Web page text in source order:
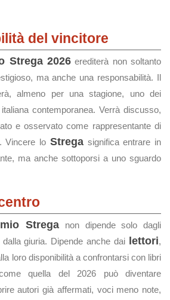
del vincitore
Strega 2026erediterà non soltanto
ma anche una responsabilità. Il
almeno per una stagione, uno dei
contemporanea. Verrà discusso,
e osservato come rappresentante di
Vincere lo Stregasignifica entrare in
ma anche sottoporsi a uno sguardo
Strega non dipende solo dagli
giuria. Dipende anche dai
lettori,
loro disponibilità a confrontarsi con libri
quella del 2026 può diventare
autori già affermati, voci meno note,